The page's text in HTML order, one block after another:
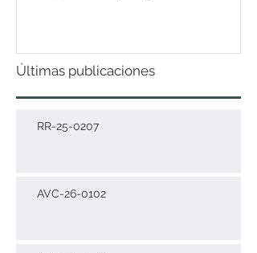
Últimas publicaciones
RR-25-0207
AVC-26-0102